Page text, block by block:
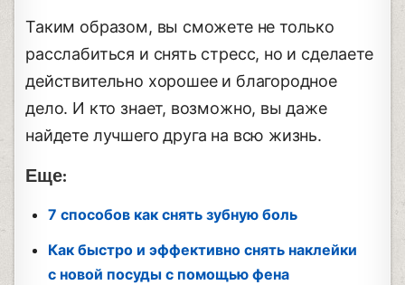
Таким образом, вы сможете не только
расслабиться и снять стресс, но и сделаете
действительно хорошее и благородное
дело. И кто знает, возможно, вы даже
найдете лучшего друга на всю жизнь.
Еще:
7 способов как снять зубную боль
Как быстро и эффективно снять наклейки
с новой посуды с помощью фена